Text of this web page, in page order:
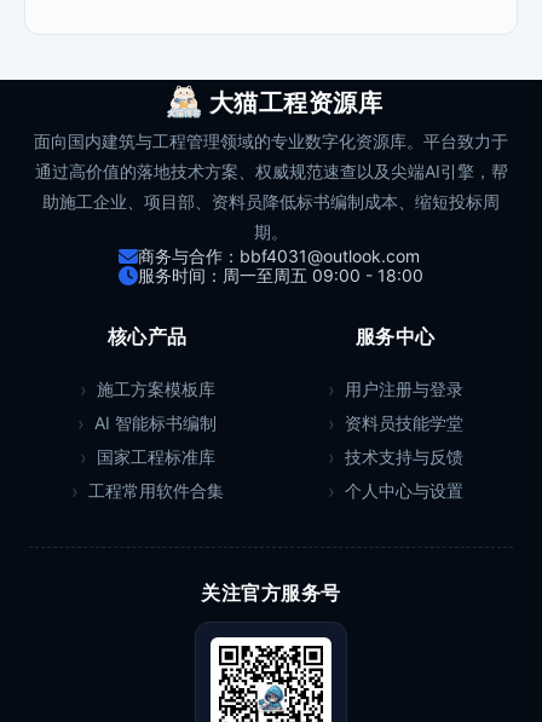
大猫工程资源库
面向国内建筑与工程管理领域的专业数字化资源库。平台致力于
通过高价值的落地技术方案、权威规范速查以及尖端AI引擎，帮
助施工企业、项目部、资料员降低标书编制成本、缩短投标周
期。
商务与合作：bbf4031@outlook.com
服务时间：周一至周五 09:00 - 18:00
核心产品
施工方案模板库
AI 智能标书编制
国家工程标准库
工程常用软件合集
服务中心
用户注册与登录
资料员技能学堂
技术支持与反馈
个人中心与设置
关注官方服务号